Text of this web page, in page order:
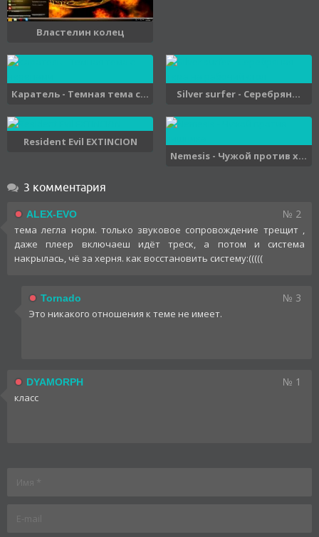
Властелин колец
Каратель - Темная тема с... Silver surfer - Серебрян...
Resident Evil EXTINCION
Nemesis - Чужой против х...
3 комментария
ALEX-EVO № 2
тема легла норм. только звуковое сопровождение трещит ,
даже плеер включаеш идёт треск, а потом и система
накрылась, чё за херня. как восстановить систему:(((((
Tornado № 3
Это никакого отношения к теме не имеет.
DYAMORPH № 1
класс